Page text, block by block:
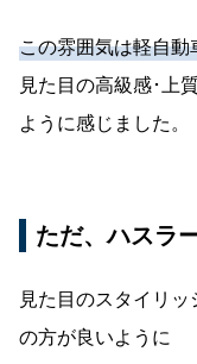
この雰囲気は軽自動
見た目の高級感･上
ように感じました。
ただ、ハスラ
見た目のスタイリ
の方が良いように